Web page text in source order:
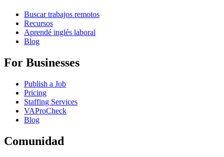
Buscar trabajos remotos
Recursos
Aprendé inglés laboral
Blog
For Businesses
Publish a Job
Pricing
Staffing Services
VAProCheck
Blog
Comunidad